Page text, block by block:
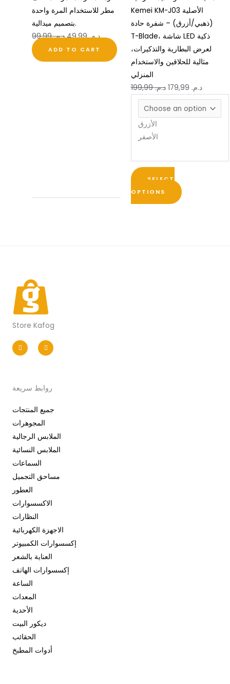
مطر للاستخدام المرة واحدة
بتصميم ميدالية.
د.م.99,99 د.م.49,99
ADD TO CART
Kemei KM-J03 الأصلية
(ذهبي/أزرق) – شفرة حادة
T-Blade، شاشة LED ذكية
لعرض البطارية والتذكيرات،
مثالية للحلاقين والاستخدام
المنزلي
د.م.199,99 د.م.
الأزرق
الأصفر
SELECT
OPTIONS
be
chosen
on
the
product
Store Kafog
n
s
t
m
a
c
e
-
f
روابط سريعة
جميع المنتجات
المجوهرات
الملابس الرجالية
الملابس النسائية
السماعات
مساحق التجميل
العطور
الاكسسوارات
النظارات
الاجهزة الكهربائية
إكسسوارات الكمبيوتر
العناية بالشعر
إكسسوارات الهاتف
الساعة
المعدات
الأحدية
ديكور البيت
الحقائب
أدوات المطبخ